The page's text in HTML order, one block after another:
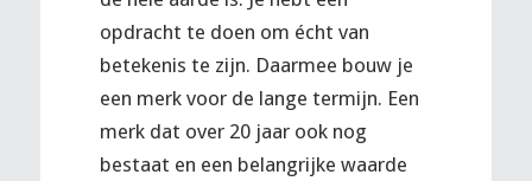
opdracht te doen om écht van
betekenis te zijn. Daarmee bouw je
een merk voor de lange termijn. Een
merk dat over 20 jaar ook nog
bestaat en een belangrijke waarde